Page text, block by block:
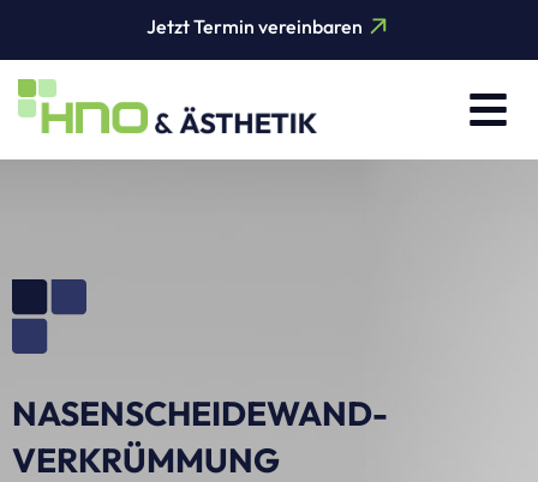
Jetzt Termin vereinbaren
NASENSCHEIDEWAND-
VERKRÜMMUNG